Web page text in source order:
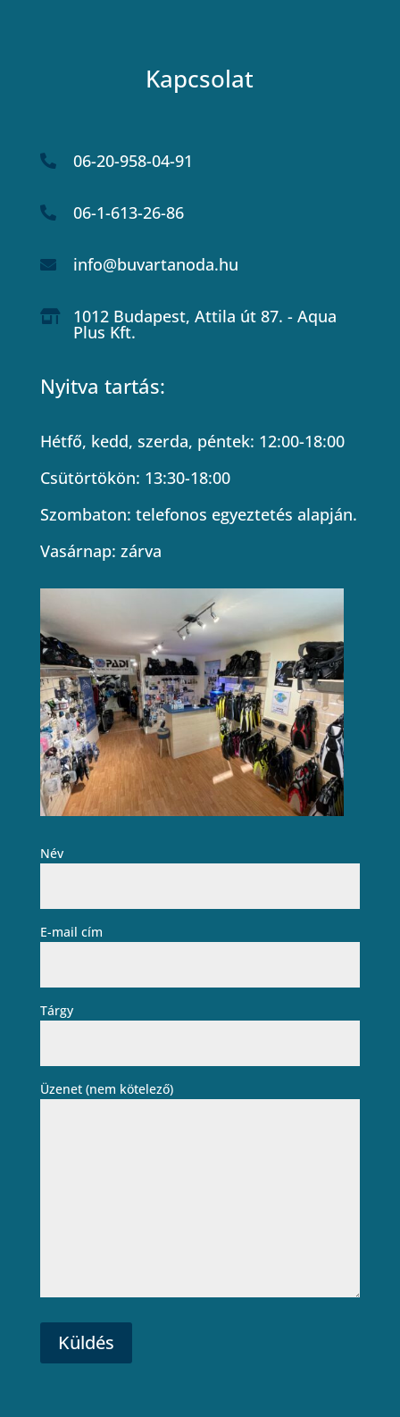
Kapcsolat
 06-20-958-04-91
 06-1-613-26-86
 info@buvartanoda.hu
 1012 Budapest, Attila út 87. - Aqua
Plus Kft.
Nyitva tartás:
Hétfő, kedd, szerda, péntek: 12:00-18:00
Csütörtökön: 13:30-18:00
Szombaton: telefonos egyeztetés alapján.
Vasárnap: zárva
Név
E-mail cím
Tárgy
Üzenet (nem kötelező)